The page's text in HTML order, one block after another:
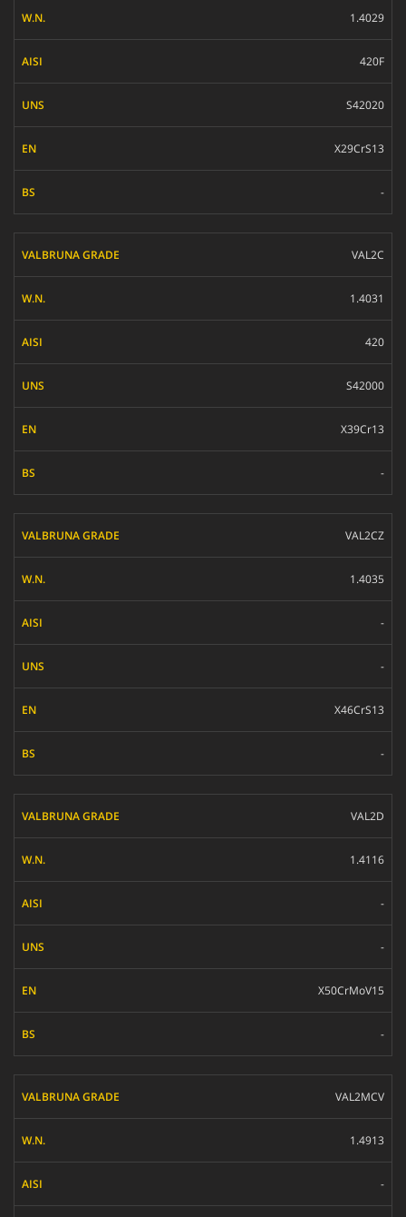
1.4029
420F
S42020
X29CrS13
-
VAL2C
1.4031
420
S42000
X39Cr13
-
VAL2CZ
1.4035
-
-
X46CrS13
-
VAL2D
1.4116
-
-
X50CrMoV15
-
VAL2MCV
1.4913
-